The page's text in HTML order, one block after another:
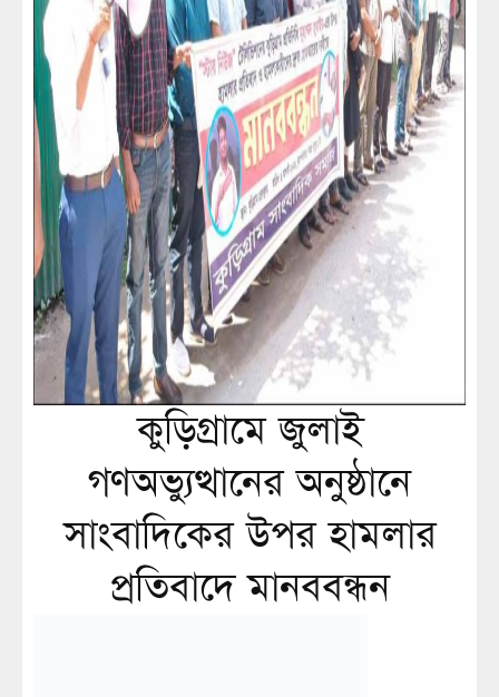
কুড়িগ্রামে জুলাই
গণঅভ্যুত্থানের অনুষ্ঠানে
সাংবাদিকের উপর হামলার
প্রতিবাদে মানববন্ধন